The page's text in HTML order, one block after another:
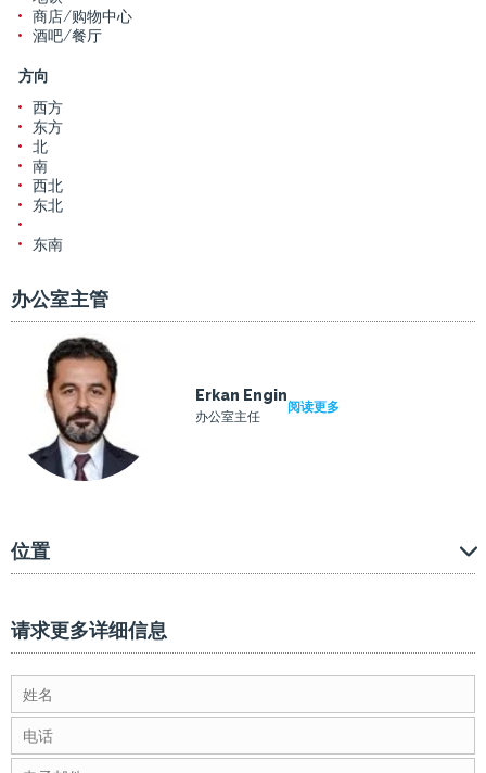
商店/购物中心
酒吧/餐厅
方向
西方
东方
北
南
西北
东北
东南
办公室主管
Erkan Engin
办公室主任
阅读更多
位置
请求更多详细信息